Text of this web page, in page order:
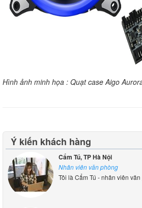
Hình ảnh minh họa : Quạt case Aigo
Ý kiến khách hàng
Cẩm Tú, TP Hà Nội
Nhân viên văn phòng
Tôi là Cẩm Tú - nhân viên